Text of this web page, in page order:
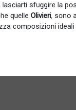
sfuggire la
quelle Olivieri, sono
composizioni